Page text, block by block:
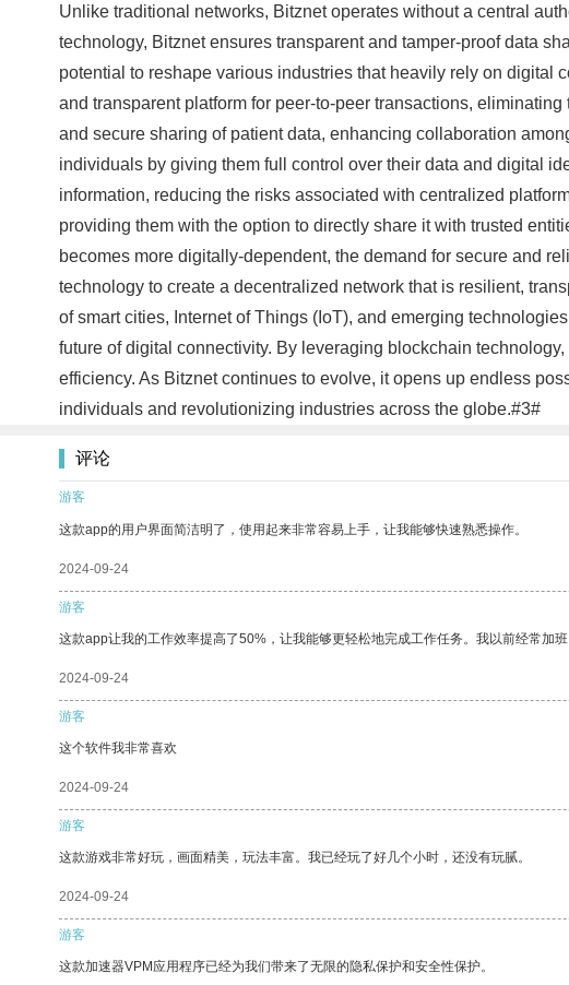
Unlike traditional networks, Bitznet operates without a central
technology, Bitznet ensures transparent and tamper-proof data
potential to reshape various industries that heavily rely on digital
and transparent platform for peer-to-peer transactions,
and secure sharing of patient data, enhancing collaboration
individuals by giving them full control over their data and digital
information, reducing the risks associated with centralized
providing them with the option to directly share it with trusted
becomes more digitally-dependent, the demand for secure and
technology to create a decentralized network that is resilient,
of smart cities, Internet of Things (IoT), and emerging
future of digital connectivity. By leveraging blockchain
efficiency. As Bitznet continues to evolve, it opens up endless
individuals and revolutionizing industries across the globe.#3#
评论
游客
这款app的用户界面简洁明了，使用起来非常容易上手，让我能够快速熟悉操作。
2024-09-24
游客
这款app让我的工作效率提高了50%，让我能够更轻松地完成工作任务。我以前经常加
2024-09-24
游客
这个软件我非常喜欢
2024-09-24
游客
这款游戏非常好玩，画面精美，玩法丰富。我已经玩了好几个小时，还没有玩腻。
2024-09-24
游客
这款加速器VPM应用程序已经为我们带来了无限的隐私保护和安全性保护。